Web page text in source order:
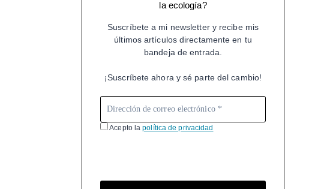
la ecología?
Suscríbete a mi newsletter y recibe mis
últimos artículos directamente en tu
bandeja de entrada.
¡Suscríbete ahora y sé parte del cambio!
Acepto lapolítica de privacidad